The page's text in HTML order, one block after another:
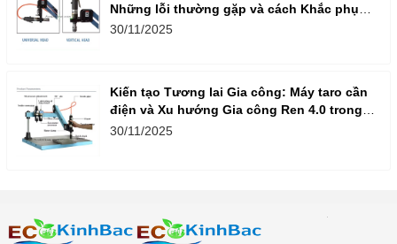
Những lỗi thường gặp và cách Khắc phục
nhanh, hiệu quả
30/11/2025
Kiến tạo Tương lai Gia công: Máy taro cần
điện và Xu hướng Gia công Ren 4.0 trong
Doanh nghiệp Việt
30/11/2025